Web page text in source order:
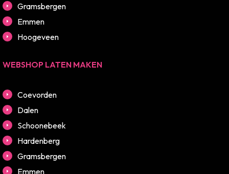
Gramsbergen
Emmen
Hoogeveen
WEBSHOP LATEN MAKEN
Coevorden
Dalen
Schoonebeek
Hardenberg
Gramsbergen
Emmen